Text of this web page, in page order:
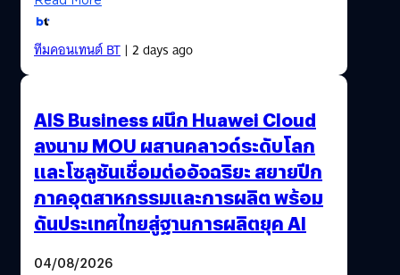
ทีมคอนเทนต์ BT| 2 days ago
AIS Business ผนึก Huawei Cloud
ลงนาม MOU ผสานคลาวด์ระดับโลก
และโซลูชันเชื่อมต่ออัจฉริยะ สยายปีก
ภาคอุตสาหกรรมและการผลิต พร้อม
ดันประเทศไทยสู่ฐานการผลิตยุค AI
04/08/2026